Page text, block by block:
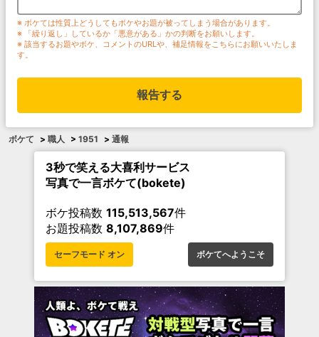
※ ボケては性質上どうしてもボケやお題が被ってしまう場合があります。
※ 「繰り返し」しているか「悪意がある」かの判断をお願いします。
※ 該当するお題やボケ、コメントのURLや、補足情報をこちらにお願いいたしま
す。
報告する
ボケて > 職人 > 1951 > 通報
3秒で笑える大喜利サービス
写真で一言ボケて(bokete)
ボケ投稿数 115,513,567件
お題投稿数 8,107,869件
セーフモード オン ボケてへようこそ